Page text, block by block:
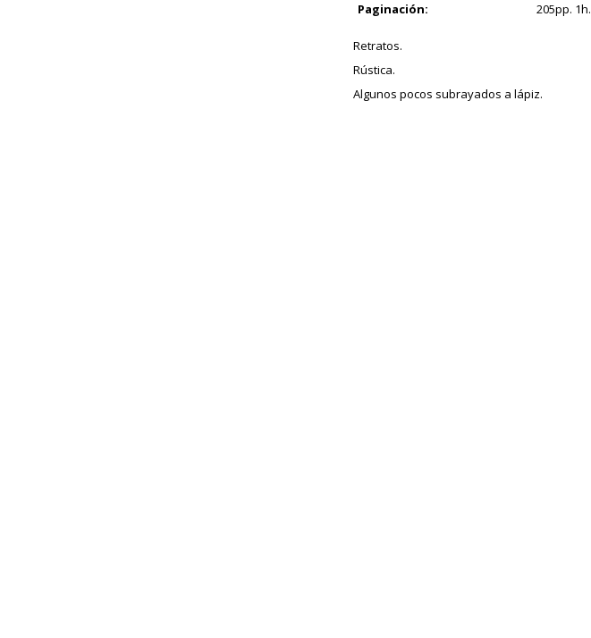
Paginación:
205pp. 1h.
Retratos.
Rústica.
Algunos pocos subrayados a lápiz.